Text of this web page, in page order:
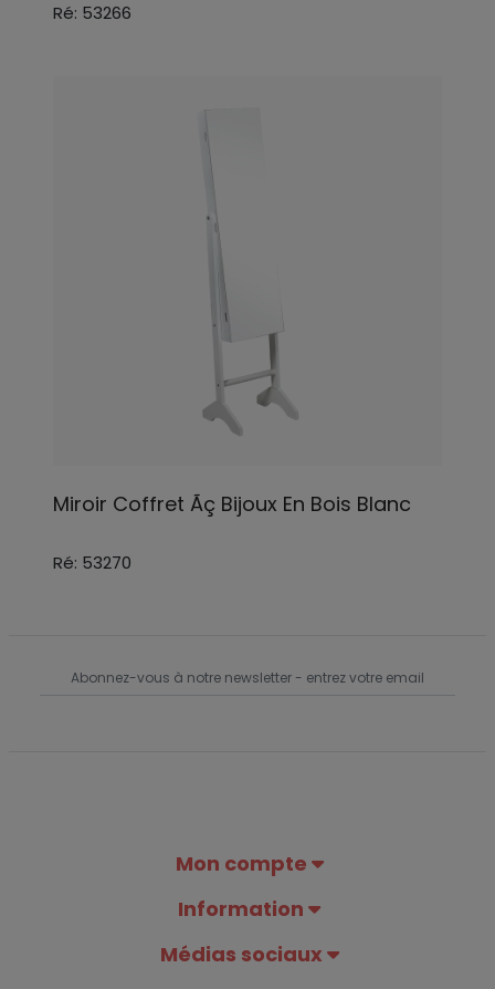
Ré: 53266
Miroir Coffret Ãç Bijoux En Bois Blanc
Ré: 53270
Mon compte
Information
Médias sociaux